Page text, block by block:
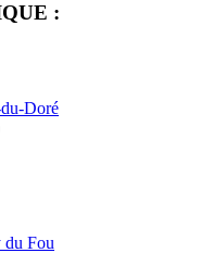
:
Doré
du Fou